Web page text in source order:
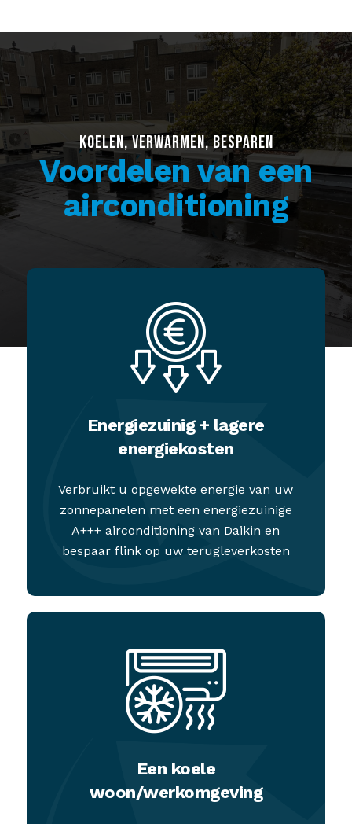
KOELEN, VERWARMEN, BESPAREN
Voordelen van een
airconditioning
Energiezuinig + lagere
energiekosten
Verbruikt u opgewekte energie van uw
zonnepanelen met een energiezuinige
A+++ airconditioning van Daikin en
bespaar flink op uw terugleverkosten
Een koele
woon/werkomgeving